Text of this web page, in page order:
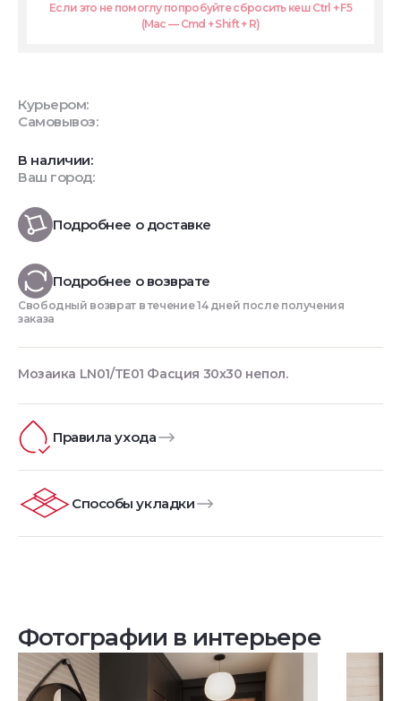
Если это не помоглу попробуйте сбросить кеш Ctrl + F5
(Mac — Cmd + Shift + R)
Курьером:
Самовывоз:
В наличии:
Ваш город:
Подробнее о доставке
Подробнее о возврате
Свободный возврат в течение 14 дней после получения
заказа
Мозаика LN01/TE01 Фасция 30x30 непол.
Правила ухода
Способы укладки
Фотографии в интерьере